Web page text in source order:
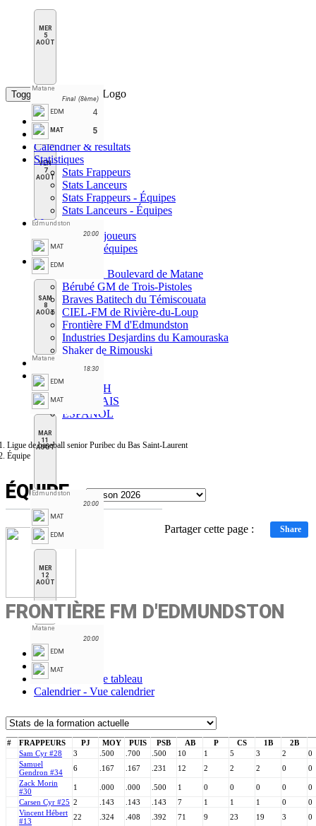
MER
5
AOÛT
Matane
Final (8ème)
EDM
4
MAT 5
VEN
7
AOÛT
Edmundston
20:00
MAT
EDM
SAM
8
AOÛT
Matane
18:30
EDM
MAT
MAR
11
AOÛT
Edmundston
20:00
MAT
EDM
MER
12
AOÛT
Matane
20:00
EDM
MAT
Toggle navigation
Accueil
Classement
Calendrier & résultats
Statistiques
Stats Frappeurs
Stats Lanceurs
Stats Frappeurs - Équipes
Stats Lanceurs - Équipes
Meneurs
Meneurs joueurs
Meneurs équipes
Équipes
Allées du Boulevard de Matane
Bérubé GM de Trois-Pistoles
Braves Batitech du Témiscouata
CIEL-FM de Rivière-du-Loup
Frontière FM d'Edmundston
Industries Desjardins du Kamouraska
Shaker de Rimouski
Forum
FR
ENGLISH
FRANÇAIS
ESPAÑOL
Ligue de baseball senior Puribec du Bas Saint-Laurent
Équipe
ÉQUIPE
Partager cette page : Share
FRONTIÈRE FM D'EDMUNDSTON
Stats
Formation
Calendrier - Vue tableau
Calendrier - Vue calendrier
# FRAPPEURS PJ MOY PUIS PSB AB P CS 1B 2B
Sam Cyr #28
3 .500 .700 .500 10 1 5 3 2
0
Samuel
Gendron #34
6 .167 .167 .231 12 2 2 2 0
0
Zack Morin
#30
1 .000 .000 .500 1 0 0 0 0
0
Carsen Cyr #25 2 .143 .143 .143 7 1 1 1 0
0
Vincent Hébert
#13
22 .324 .408 .392 71 9 23 19 3
0